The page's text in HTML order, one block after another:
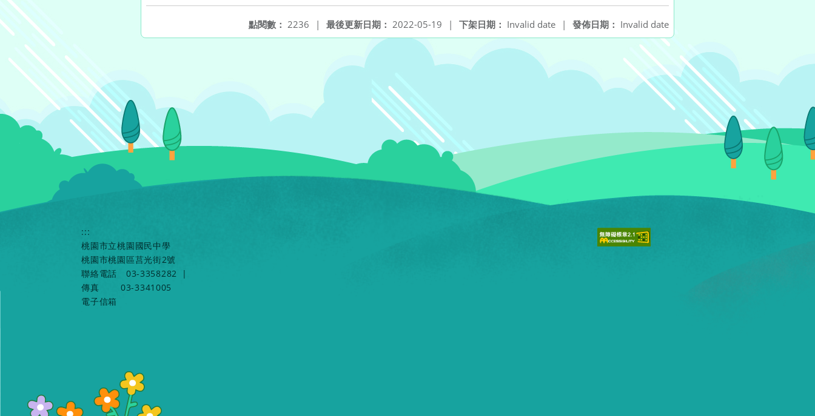
發佈日期： Invalid date
下架日期： Invalid date |
最後更新日期： 2022-05-19 |
點閱數： 2236 |
:::
桃園市立桃園國民中學
桃園市桃園區莒光街2號
聯絡電話
03-3358282
|
傳真
03-3341005
電子信箱